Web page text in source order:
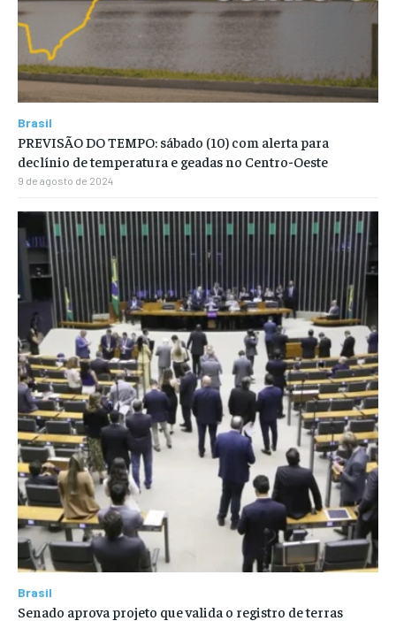
Brasil
PREVISÃO DO TEMPO: sábado (10) com alerta para
declínio de temperatura e geadas no Centro-Oeste
9 de agosto de 2024
Brasil
Senado aprova projeto que valida o registro de terras